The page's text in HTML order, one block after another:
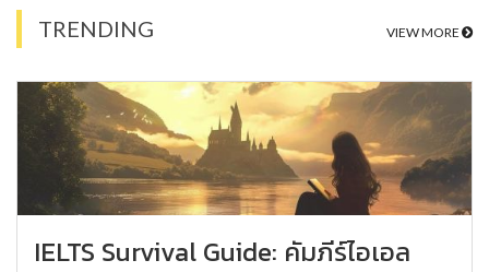
TRENDING VIEW MORE
IELTS Survival Guide: คัมภีร์ไอเอล